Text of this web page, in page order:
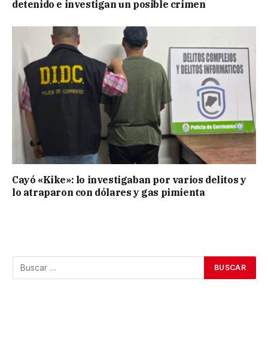
detenido e investigan un posible crimen
Cayó «Kike»: lo investigaban por varios delitos y
lo atraparon con dólares y gas pimienta